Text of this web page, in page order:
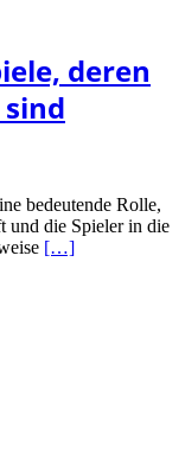
deren
bedeutende Rolle,
und die Spieler in die
[…]